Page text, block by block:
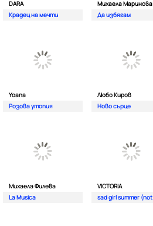
DARA
Крадец на мечти
Михаела Маринова
Да избягам
Yoana
Розова утопия
Любо Киров
Ново сърце
Михаела Филева
La Musica
VICTORIA